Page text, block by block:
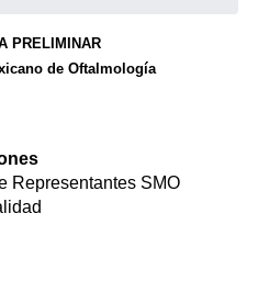
PRELIMINAR
de Oftalmología
Representantes SMO